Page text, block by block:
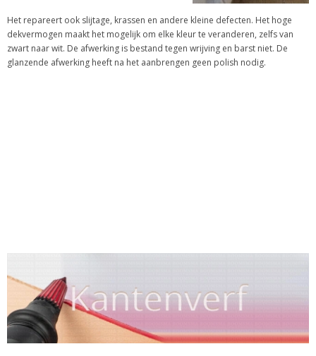
Het repareert ook slijtage, krassen en andere kleine defecten. Het hoge
dekvermogen maakt het mogelijk om elke kleur te veranderen, zelfs van
zwart naar wit. De afwerking is bestand tegen wrijving en barst niet. De
glanzende afwerking heeft na het aanbrengen geen polish nodig.